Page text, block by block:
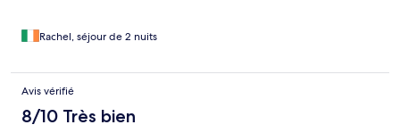
Rachel, séjour de 2 nuits
Avis vérifié
8/10 Très bien